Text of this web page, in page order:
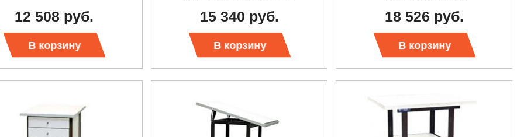
В НАЛИЧИИ! ZVH8, АНАЛИЗАТОР
12 508 руб.
В корзину
15 340 руб.
В корзину
18 526 руб.
В корзину